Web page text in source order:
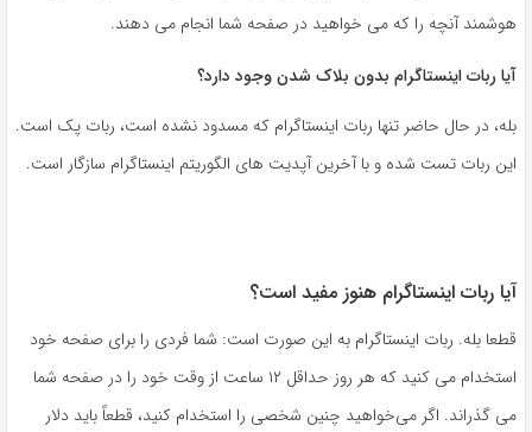
هوشمند آنچه را که می خواهید در صفحه شما انجام می دهند.
آیا ربات اینستاگرام بدون بلاک شدن وجود دارد؟
بله، در حال حاضر تنها ربات اینستاگرام که مسدود نشده است، ربات پک است.
این ربات تست شده و با آخرین آپدیت های الگوریتم اینستاگرام سازگار است.
آیا ربات اینستاگرام هنوز مفید است؟
قطعا بله. ربات اینستاگرام به این صورت است: شما فردی را برای صفحه خود
استخدام می کنید که هر روز حداقل ۱۲ ساعت از وقت خود را در صفحه شما
می گذراند. اگر می‌خواهید چنین شخصی را استخدام کنید، قطعاً باید دلار